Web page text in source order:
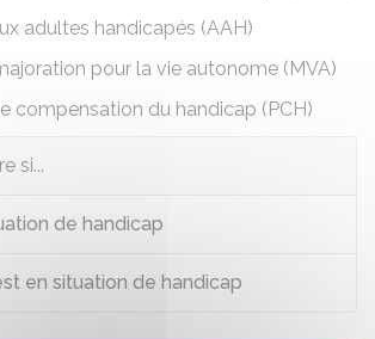
adultes handicapés (AAH)
pour la vie autonome (MVA)
compensation du handicap (PCH)
si...
de handicap
en situation de handicap